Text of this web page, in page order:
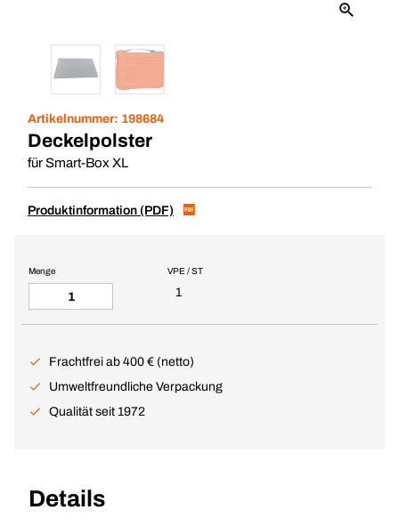
Artikelnummer: 198684
Deckelpolster
für Smart-Box XL
Produktinformation (PDF)
VPE / ST
1
Menge
Frachtfrei ab 400 € (netto)
Umweltfreundliche Verpackung
Qualität seit 1972
Details